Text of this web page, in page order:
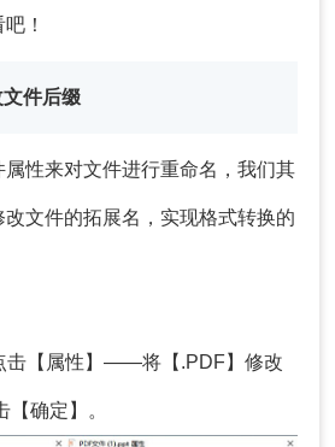
！
件后缀
性来对文件进行重命名，我们其
文件的拓展名，实现格式转换的
【属性】——将【.PDF】修改
确定】。